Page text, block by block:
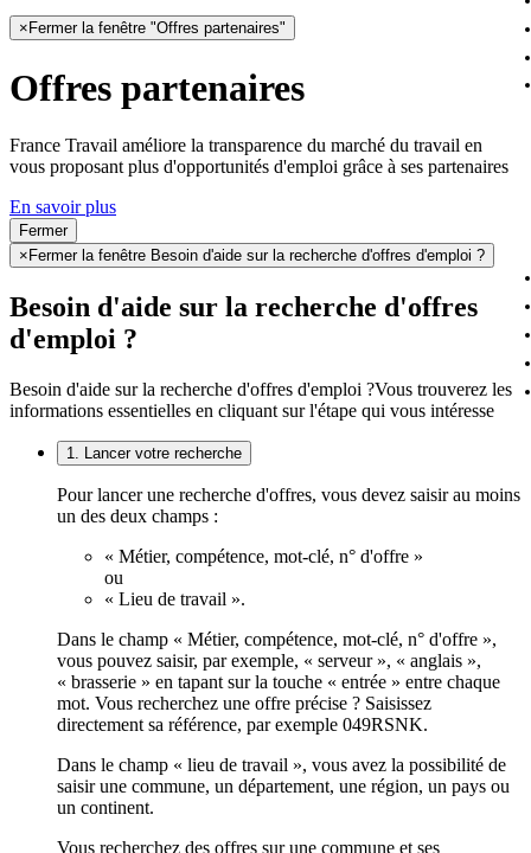
× Fermer la fenêtre "Offres partenaires"
Offres partenaires
France Travail améliore la transparence du marché du travail en
vous proposant plus d'opportunités d'emploi grâce à ses partenaires
En savoir plus
Fermer
× Fermer la fenêtre Besoin d'aide sur la recherche d'offres d'emploi ?
Besoin d'aide sur la recherche d'offres
d'emploi ?
Besoin d'aide sur la recherche d'offres d'emploi ?Vous trouverez les
informations essentielles en cliquant sur l'étape qui vous intéresse
1. Lancer votre recherche
Pour lancer une recherche d'offres, vous devez saisir au moins
un des deux champs :
« Métier, compétence, mot-clé, n° d'offre »
ou
« Lieu de travail ».
Dans le champ « Métier, compétence, mot-clé, n° d'offre »,
vous pouvez saisir, par exemple, « serveur », « anglais »,
« brasserie » en tapant sur la touche « entrée » entre chaque
mot. Vous recherchez une offre précise ? Saisissez
directement sa référence, par exemple 049RSNK.
Dans le champ « lieu de travail », vous avez la possibilité de
saisir une commune, un département, une région, un pays ou
un continent.
Vous recherchez des offres sur une commune et ses